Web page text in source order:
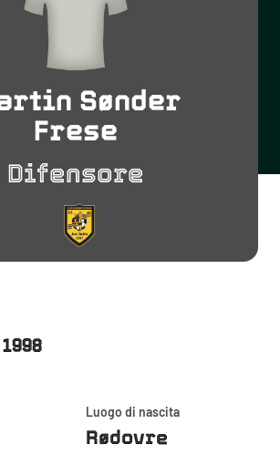
Sønder
Frese
Difensore
Luogo di nascita
Rødovre